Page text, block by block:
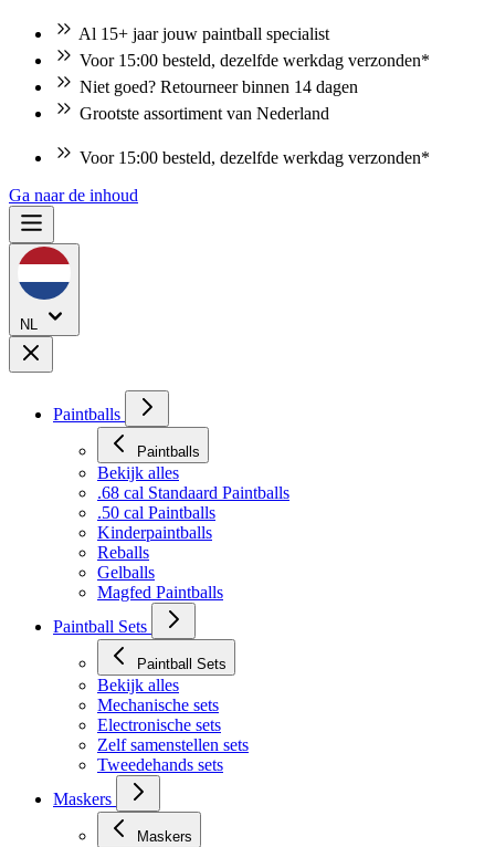
Al 15+ jaar jouw paintball specialist
Voor 15:00 besteld, dezelfde werkdag verzonden*
Niet goed? Retourneer binnen 14 dagen
Grootste assortiment van Nederland
Voor 15:00 besteld, dezelfde werkdag verzonden*
Ga naar de inhoud
NL
Paintballs
Paintballs
Bekijk alles
.68 cal Standaard Paintballs
.50 cal Paintballs
Kinderpaintballs
Reballs
Gelballs
Magfed Paintballs
Paintball Sets
Paintball Sets
Bekijk alles
Mechanische sets
Electronische sets
Zelf samenstellen sets
Tweedehands sets
Maskers
Maskers